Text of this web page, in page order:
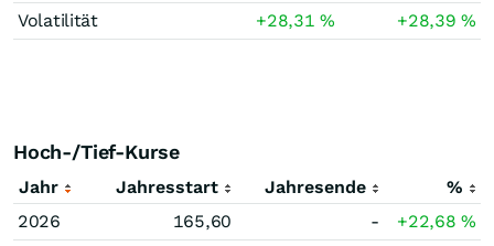
Volatilität
+28,31% +28,39%
Hoch-/Tief-Kurse
Jahr Jahresstart Jahresende
%
2026
165,60 - +22,68%